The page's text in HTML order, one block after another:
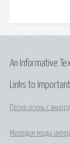
Links to
Песня осень с
Мелодия моды
An Informative